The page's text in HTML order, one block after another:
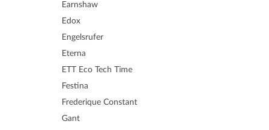
Earnshaw
Edox
Engelsrufer
Eterna
ETT Eco Tech Time
Festina
Frederique Constant
Gant